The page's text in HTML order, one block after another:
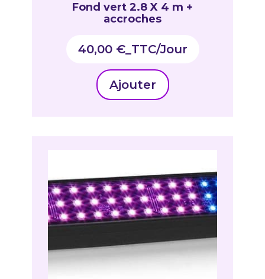
Fond vert 2.8 X 4 m +
accroches
40,00 €_TTC
Ajouter